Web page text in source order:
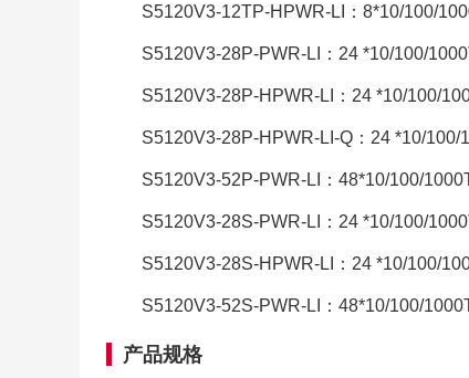
S5120V3-12TP-HPWR-LI：8*10/100/
S5120V3-28P-PWR-LI：24 *10/100/
S5120V3-28P-HPWR-LI：24 *10/100/
S5120V3-28P-HPWR-LI-Q：24 *10/100/
S5120V3-52P-PWR-LI：48*10/100/
S5120V3-28S-PWR-LI：24 *10/100/
S5120V3-28S-HPWR-LI：24 *10/100/
S5120V3-52S-PWR-LI：48*10/100/
产品规格